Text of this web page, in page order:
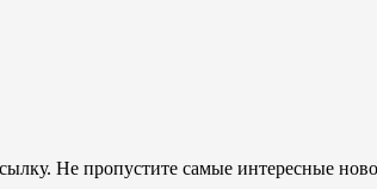
Не пропустите самые интересные